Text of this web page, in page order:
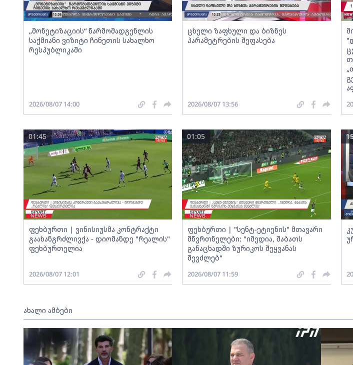
„მონეტიზაციის“ წარმომადგენლის
საქმიანი ვიზიტი ჩინეთის სახალხო
რესპუბლიკაში
2026/08/07 14:00
ცხელი ზაფხული და ბიზნეს
პარამეტრების შეფასება
2026/08/07 13:56
ფეხბურთი | ვინისიუსმა კონტრაქტი
გაახანგრძლივქა - დიომანდე "რეალის"
ფეხბურთელია
01:45
2026/08/07 12:01
ფეხბურთი | "სენტ-ეტიენის" მთავარი
მწვრთნელები: "იმედია, შაბათს
განაცხადში ზურიკოს შეყვანას
შევძლებ"
01:05
2026/08/07 11:59
ახალი ამბები